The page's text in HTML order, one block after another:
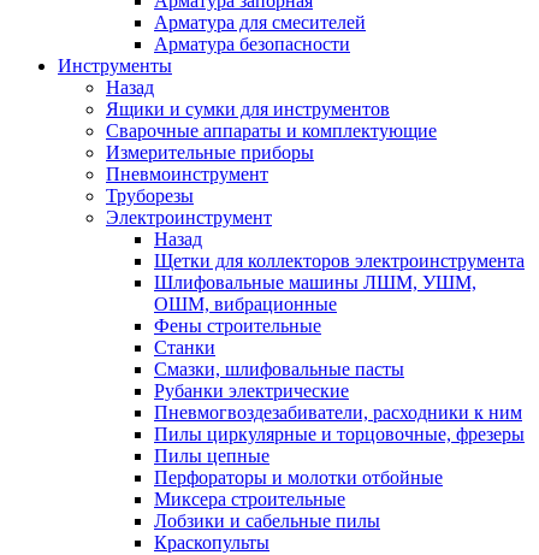
Арматура для смесителей
Арматура безопасности
Инструменты
Назад
Ящики и сумки для инструментов
Сварочные аппараты и комплектующие
Измерительные приборы
Пневмоинструмент
Труборезы
Электроинструмент
Назад
Щетки для коллекторов электроинструмента
Шлифовальные машины ЛШМ, УШМ,
ОШМ, вибрационные
Фены строительные
Станки
Смазки, шлифовальные пасты
Рубанки электрические
Пневмогвоздезабиватели, расходники к ним
Пилы циркулярные и торцовочные, фрезеры
Пилы цепные
Перфораторы и молотки отбойные
Миксера строительные
Лобзики и сабельные пилы
Краскопульты